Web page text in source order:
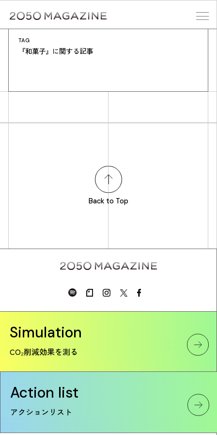
content
Simulation
CO₂削減効果を測る
Action list
アクションリスト
TAG
『和菓子』に関する記事
Back to Top
Simulation
CO₂削減効果を測る
Action list
アクションリスト